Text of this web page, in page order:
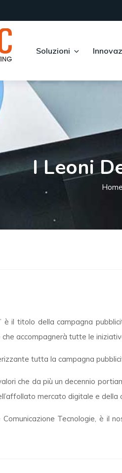
Soluzioni
I Leoni
Home
è il titolo della campagna
accompagnerà tutte le
tutta la campagna
che da più un decennio
mercato digitale e della
Comunicazione Tecnologie, è il